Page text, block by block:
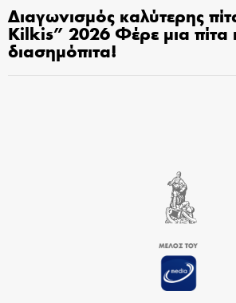
Διαγωνισμός καλύτερης
Kilkis” 2026 Φέρε μια πίτα
διασημόπιτα!